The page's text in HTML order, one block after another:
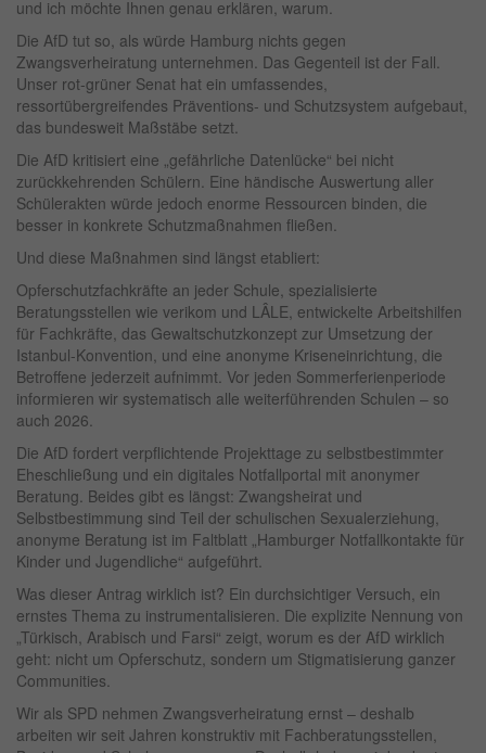
und ich möchte Ihnen genau erklären, warum.
Die AfD tut so, als würde Hamburg nichts gegen
Zwangsverheiratung unternehmen. Das Gegenteil ist der Fall.
Unser rot-grüner Senat hat ein umfassendes,
ressortübergreifendes Präventions- und Schutzsystem aufgebaut,
das bundesweit Maßstäbe setzt.
Die AfD kritisiert eine „gefährliche Datenlücke“ bei nicht
zurückkehrenden Schülern. Eine händische Auswertung aller
Schülerakten würde jedoch enorme Ressourcen binden, die
besser in konkrete Schutzmaßnahmen fließen.
Und diese Maßnahmen sind längst etabliert:
Opferschutzfachkräfte an jeder Schule, spezialisierte
Beratungsstellen wie verikom und LÂLE, entwickelte Arbeitshilfen
für Fachkräfte, das Gewaltschutzkonzept zur Umsetzung der
Istanbul-Konvention, und eine anonyme Kriseneinrichtung, die
Betroffene jederzeit aufnimmt. Vor jeden Sommerferienperiode
informieren wir systematisch alle weiterführenden Schulen – so
auch 2026.
Die AfD fordert verpflichtende Projekttage zu selbstbestimmter
Eheschließung und ein digitales Notfallportal mit anonymer
Beratung. Beides gibt es längst: Zwangsheirat und
Selbstbestimmung sind Teil der schulischen Sexualerziehung,
anonyme Beratung ist im Faltblatt „Hamburger Notfallkontakte für
Kinder und Jugendliche“ aufgeführt.
Was dieser Antrag wirklich ist? Ein durchsichtiger Versuch, ein
ernstes Thema zu instrumentalisieren. Die explizite Nennung von
„Türkisch, Arabisch und Farsi“ zeigt, worum es der AfD wirklich
geht: nicht um Opferschutz, sondern um Stigmatisierung ganzer
Communities.
Wir als SPD nehmen Zwangsverheiratung ernst – deshalb
arbeiten wir seit Jahren konstruktiv mit Fachberatungsstellen,